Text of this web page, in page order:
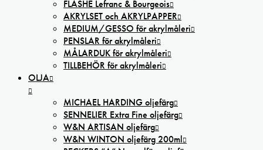
FLASHE Lefranc & Bourgeois
AKRYLSET och AKRYLPAPPER
MEDIUM/GESSO för akrylmåleri
PENSLAR för akrylmåleri
MÅLARDUK för akrylmåleri
TILLBEHÖR för akrylmåleri
OLJA
MICHAEL HARDING oljefärg
SENNELIER Extra Fine oljefärg
W&N ARTISAN oljefärg
W&N WINTON oljefärg 200ml